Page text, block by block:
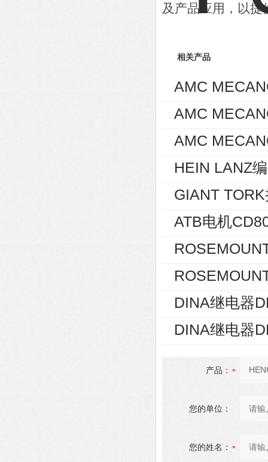
及产品应用，以提
相关产品
AMC
AMC
AMC
HEIN LANZ
GIANT
ATB电机
DINA继电器
DINA继电器
产品：
您的单位：
您的姓名：